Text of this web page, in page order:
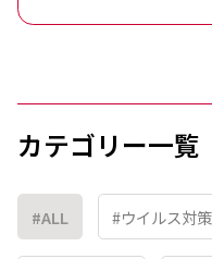
カテゴリー一覧
#ALL #ウイルス対策